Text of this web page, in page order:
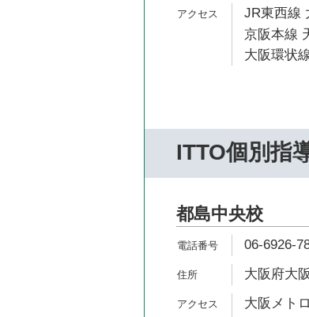
JR東西線
京阪本線
大阪環状
ITTO個別指
都島中央校
06-6926-
大阪府大
大阪メト